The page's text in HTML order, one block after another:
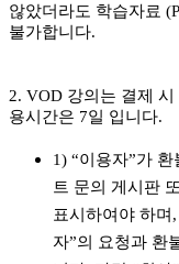
않았더라도 학습자료
불가합니다.
2. VOD 강의는 결제
용시간은 7일 입니다.
1) “이용자”가
트 문의 게시판
표시하여야 하며
자”의 요청과 환